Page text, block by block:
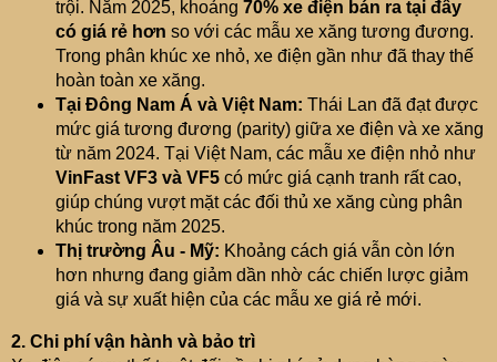
trội. Năm 2025, khoảng 70% xe điện bán ra tại đây
có giá rẻ hơn so với các mẫu xe xăng tương đương.
Trong phân khúc xe nhỏ, xe điện gần như đã thay thế
hoàn toàn xe xăng.
Tại Đông Nam Á và Việt Nam: Thái Lan đã đạt được
mức giá tương đương (parity) giữa xe điện và xe xăng
từ năm 2024. Tại Việt Nam, các mẫu xe điện nhỏ như
VinFast VF3 và VF5 có mức giá cạnh tranh rất cao,
giúp chúng vượt mặt các đối thủ xe xăng cùng phân
khúc trong năm 2025.
Thị trường Âu - Mỹ: Khoảng cách giá vẫn còn lớn
hơn nhưng đang giảm dần nhờ các chiến lược giảm
giá và sự xuất hiện của các mẫu xe giá rẻ mới.
2. Chi phí vận hành và bảo trì